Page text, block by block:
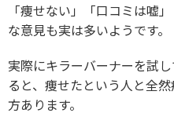
「痩せない」「口コミは嘘
な意見も実は多いようです。
実際にキラーバーナーを試
ると、痩せたという人と全
方あります。